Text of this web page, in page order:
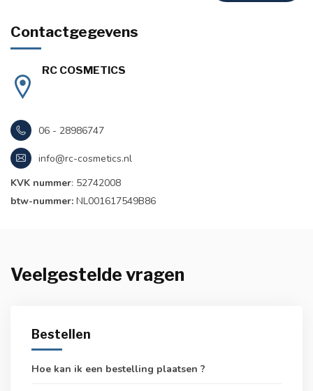
Contactgegevens
06 - 28986747
info@rc-cosmetics.nl
KVK nummer: 52742008
btw-nummer: NL001617549B86
RC COSMETICS
Veelgestelde vragen
Bestellen
Hoe kan ik een bestelling plaatsen ?